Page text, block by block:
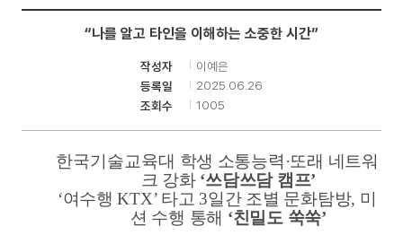
학
뉴
홈
“나를 알고 타인을 이해하는 소중한 시간”
작성자
이예은
등록일
2025.06.26
조회수
1005
한국기술교육대 학생 소통능력 ·또래 네트워
크 강화 ‘쓰담쓰담 캠프’
‘여수행KTX’ 타고 3일간 조별 문화탐방, 미
션 수행 통해 ‘친밀도 쑥쑥’